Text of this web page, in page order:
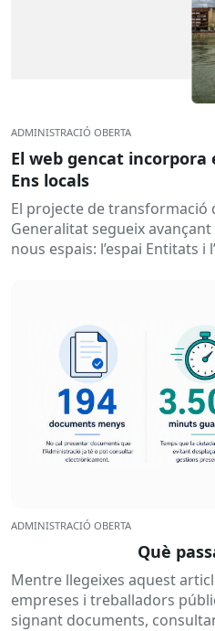
ADMINISTRACIÓ OBERTA
El web gencat incorpora
Ens locals
El projecte de transformació
Generalitat segueix
nous espais: l’espai Entitats i
ADMINISTRACIÓ OBERTA
Què
Mentre llegeixes aquest
empreses i treballadors
signant documents,